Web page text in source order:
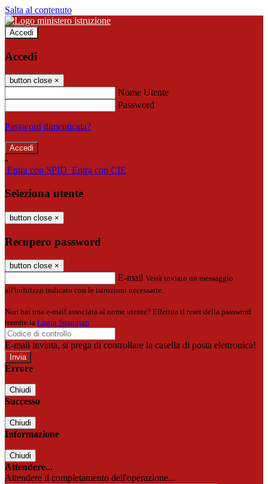
Salta al contenuto
Accedi
Accedi
button close ×
Nome Utente
Password
Password dimenticata?
-
Entra con SPID Entra con CIE
Seleziona utente
button close ×
Recupero password
button close ×
E-mail Verrà inviato un messaggio
all'indirizzo indicato con le istruzioni necessarie.
Non hai una e-mail associata al nome utente? Effettua il reset della password
tramite la Login Spaggiari
E-mail inviata, si prega di controllare la casella di posta elettronica!
Errore
Chiudi
Successo
Chiudi
Informazione
Chiudi
Attendere...
Attendere il completamento dell'operazione...